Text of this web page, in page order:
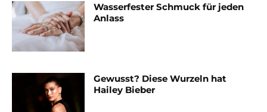
Wasserfester Schmuck für jeden
Anlass
Gewusst? Diese Wurzeln hat
Hailey Bieber